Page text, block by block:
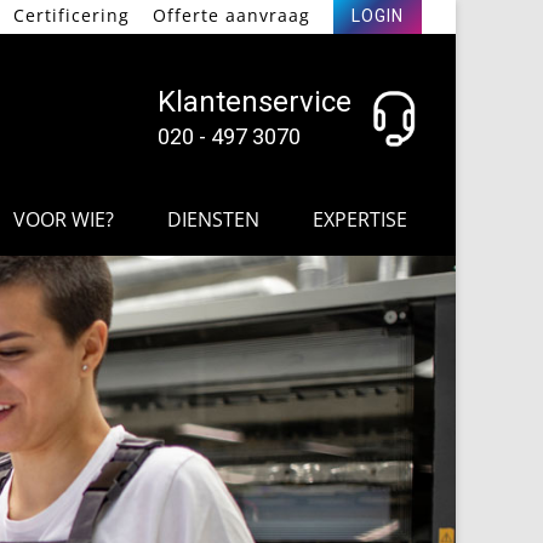
Certificering Offerte aanvraag LOGIN
Klantenservice
020 - 497 3070
VOOR WIE? DIENSTEN EXPERTISE